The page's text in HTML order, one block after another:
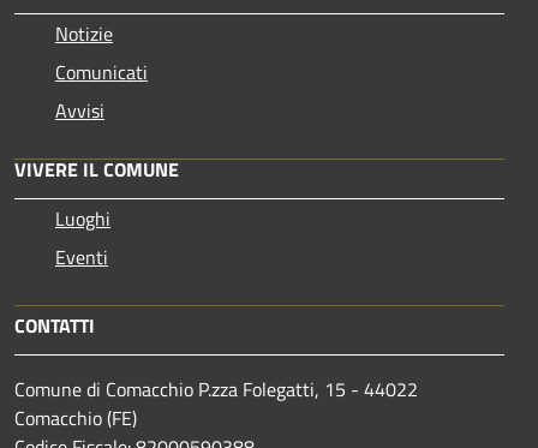
Notizie
Comunicati
Avvisi
VIVERE IL COMUNE
Luoghi
Eventi
CONTATTI
Comune di Comacchio P.zza Folegatti, 15 - 44022
Comacchio (FE)